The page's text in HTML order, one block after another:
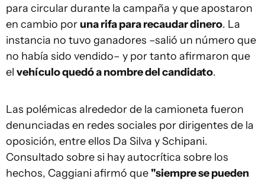
para circular durante la campaña y que apostaron
en cambio por una rifa para recaudar dinero. La
instancia no tuvo ganadores –salió un número que
no había sido vendido– y por tanto afirmaron que
el vehículo quedó a nombre del candidato.
Las polémicas alrededor de la camioneta fueron
denunciadas en redes sociales por dirigentes de la
oposición, entre ellos Da Silva y Schipani.
Consultado sobre si hay autocrítica sobre los
hechos, Caggiani afirmó que "siempre se pueden